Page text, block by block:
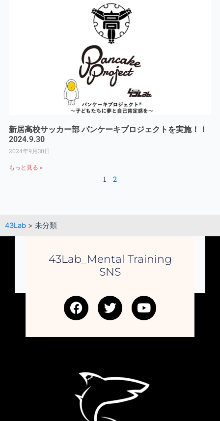
新居高校サッカー部 パンケーキプロジェクトを実施！！
2024.9.30
2024年9月30日
もっと見る »
1 2
43Lab > 未分類
43Lab_Mental Training
SNS
F
a
e
o
T
w
t
r
Y
o
t